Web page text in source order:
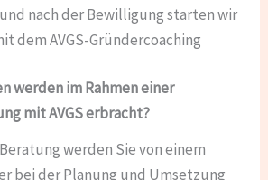
nach der Bewilligung starten wir
dem AVGS-Gründercoaching
werden im Rahmen einer
mit AVGS erbracht?
werden Sie von einem
bei der Planung und Umsetzung